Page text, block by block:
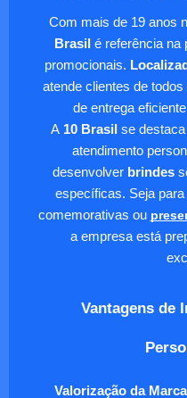
Com mais de 19 anos
Brasil é referência na
promocionais.
atende clientes de
de entrega
A10 Brasil se
atendimento
desenvolver brindes
específicas. Seja
comemorativas ou
a empresa está
Vantagens de
Valorização da